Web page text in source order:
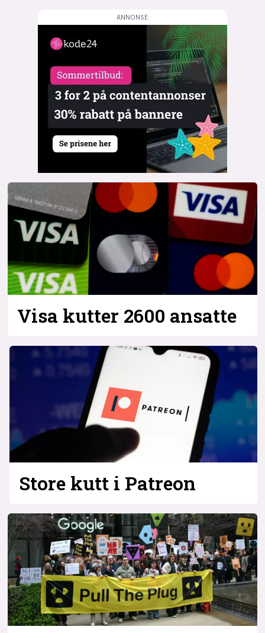
Visa kutter 2600 ansatte
Store kutt i Patreon
lys modus
nyhetsbrev
kode24-klubben
LinkedIn
Bluesky
Facebook
annonsepriser
annonseguide
suksesshistorier
Bli firmapartner